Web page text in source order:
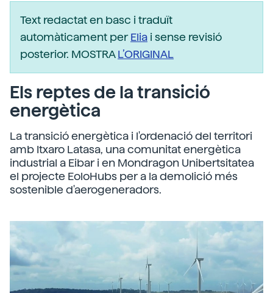
Text redactat en basc i traduït
automàticament perElia i sense revisió
posterior. MOSTRAL’ORIGINAL
Els reptes de la transició
energètica
La transició energètica i l'ordenació del territori
amb Itxaro Latasa, una comunitat energètica
industrial a Eibar i en Mondragon Unibertsitatea
el projecte EoloHubs per a la demolició més
sostenible d'aerogeneradors.